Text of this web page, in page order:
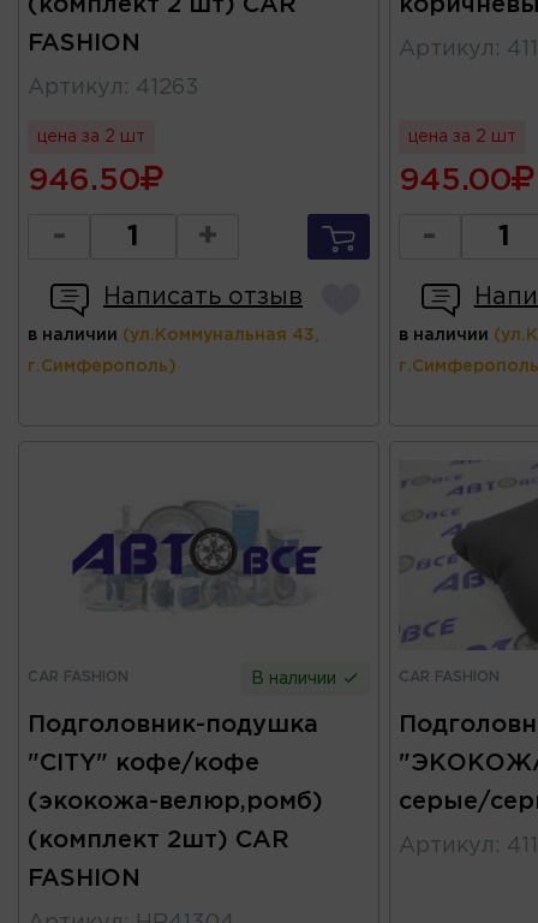
(комплект 2 шт) CAR
FASHION
Артикул : 41263
цена за 2 шт
946.50
- +
Написать отзыв
в наличии (ул.Коммунальная 43,
г.Симферополь)
Артикул :
цена за 2 шт
945.00
-
в наличии
CAR FASHION В наличии
Подголовник-подушка
"CITY" кофе/кофе
(экокожа-велюр,ромб)
(комплект 2шт) CAR
FASHION
CAR FASHION
серые/
Артикул :